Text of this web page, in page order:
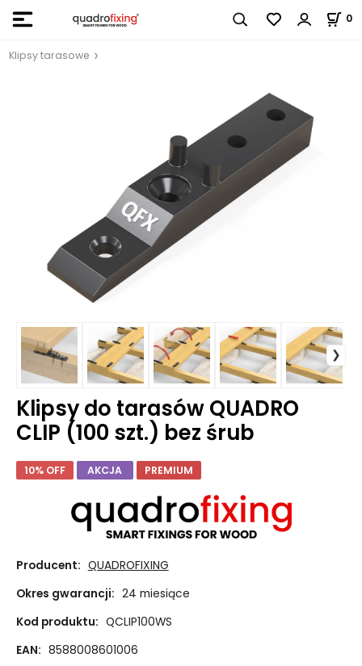
0
Klipsy tarasowe
Klipsy do tarasów QUADRO
CLIP (100 szt.) bez śrub
10% OFF AKCJA PREMIUM
Producent: QUADROFIXING
Okres gwarancji: 24 miesiące
Kod produktu: QCLIP100WS
EAN: 8588008601006